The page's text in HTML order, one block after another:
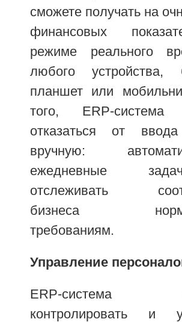
сможете получать на
финансовых
режиме реального
любого
планшет или
того, ERP-система
отказаться от
вручную:
ежедневные
отслеживать
бизнеса
требованиям.
Управление
ERP-система
контролировать и